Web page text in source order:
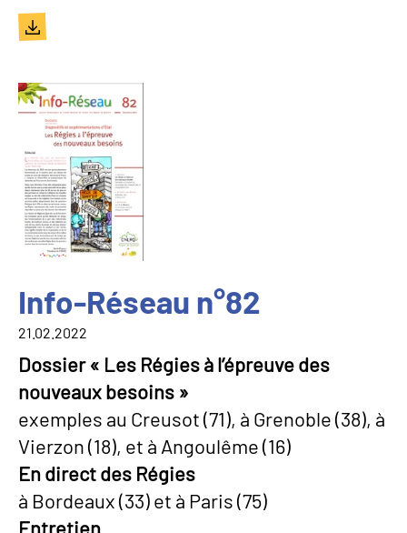
Document
Image
Info-Réseau n°82
21.02.2022
Dossier « Les Régies à l’épreuve des
nouveaux besoins »
exemples au Creusot (71), à Grenoble (38), à
Vierzon (18), et à Angoulême (16)
En direct des Régies
à Bordeaux (33) et à Paris (75)
Entretien